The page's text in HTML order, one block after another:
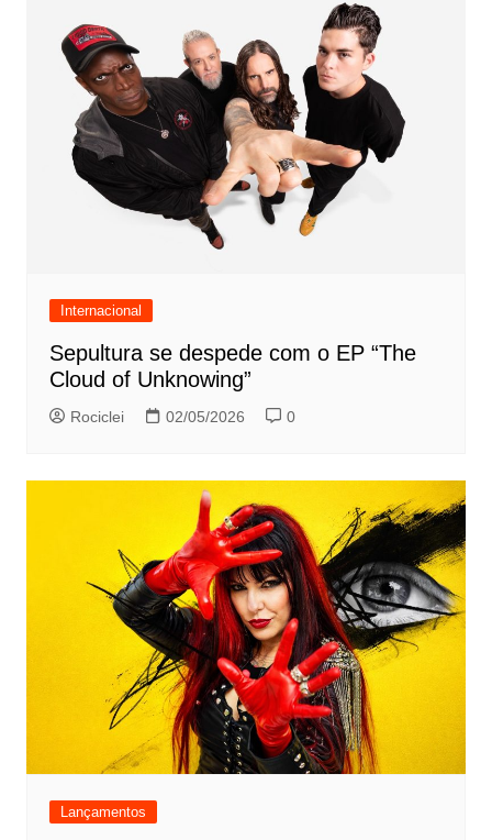
Internacional
Sepultura se despede com o EP “The
Cloud of Unknowing”
Rociclei 02/05/2026 0
Lançamentos